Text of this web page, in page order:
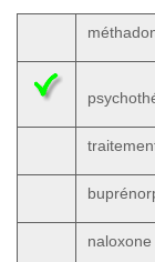
naloxone